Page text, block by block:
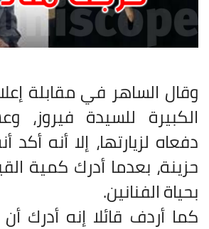
وقال الساهر في مقابلة
الكبيرة للسيدة فيروز،
دفعاه لزيارتها، إلا أنه
حزينة، بعدما أدرك كمية
بحياة الفنانين.
كما أردف قائلا إنه أدرك